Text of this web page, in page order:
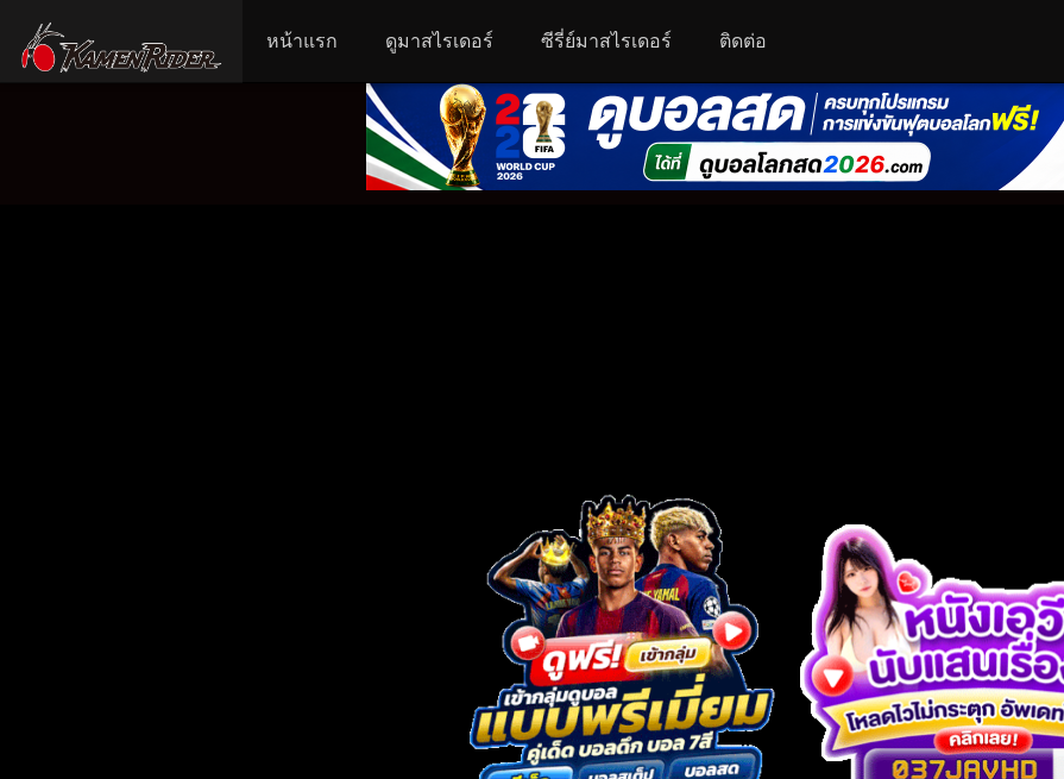
หน้าแรก ดูมาสไรเดอร์ ซีรี่ย์มาสไรเดอร์ ติดต่อ